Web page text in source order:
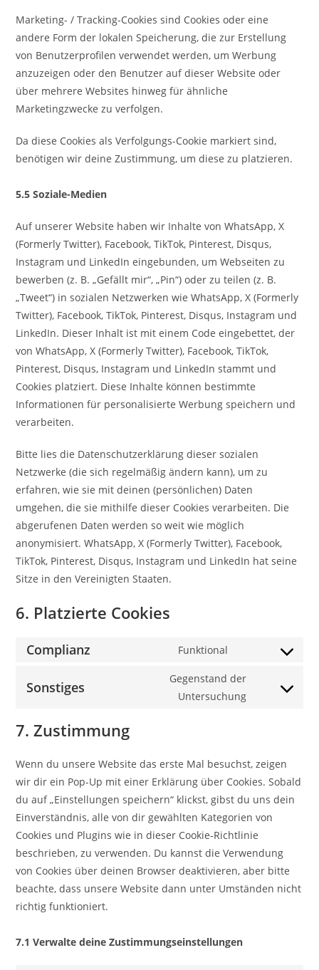
Marketing- / Tracking-Cookies sind Cookies oder eine
andere Form der lokalen Speicherung, die zur Erstellung
von Benutzerprofilen verwendet werden, um Werbung
anzuzeigen oder den Benutzer auf dieser Website oder
über mehrere Websites hinweg für ähnliche
Marketingzwecke zu verfolgen.
Da diese Cookies als Verfolgungs-Cookie markiert sind,
benötigen wir deine Zustimmung, um diese zu platzieren.
5.5 Soziale-Medien
Auf unserer Website haben wir Inhalte von WhatsApp, X
(Formerly Twitter), Facebook, TikTok, Pinterest, Disqus,
Instagram und LinkedIn eingebunden, um Webseiten zu
bewerben (z. B. „Gefällt mir“, „Pin“) oder zu teilen (z. B.
„Tweet“) in sozialen Netzwerken wie WhatsApp, X (Formerly
Twitter), Facebook, TikTok, Pinterest, Disqus, Instagram und
LinkedIn. Dieser Inhalt ist mit einem Code eingebettet, der
von WhatsApp, X (Formerly Twitter), Facebook, TikTok,
Pinterest, Disqus, Instagram und LinkedIn stammt und
Cookies platziert. Diese Inhalte können bestimmte
Informationen für personalisierte Werbung speichern und
verarbeiten.
Bitte lies die Datenschutzerklärung dieser sozialen
Netzwerke (die sich regelmäßig ändern kann), um zu
erfahren, wie sie mit deinen (persönlichen) Daten
umgehen, die sie mithilfe dieser Cookies verarbeiten. Die
abgerufenen Daten werden so weit wie möglich
anonymisiert. WhatsApp, X (Formerly Twitter), Facebook,
TikTok, Pinterest, Disqus, Instagram und LinkedIn hat seine
Sitze in den Vereinigten Staaten.
6. Platzierte Cookies
Complianz Funktional
Sonstiges
Gegenstand der
Untersuchung
7. Zustimmung
Wenn du unsere Website das erste Mal besuchst, zeigen
wir dir ein Pop-Up mit einer Erklärung über Cookies. Sobald
du auf „Einstellungen speichern“ klickst, gibst du uns dein
Einverständnis, alle von dir gewählten Kategorien von
Cookies und Plugins wie in dieser Cookie-Richtlinie
beschrieben, zu verwenden. Du kannst die Verwendung
von Cookies über deinen Browser deaktivieren, aber bitte
beachte, dass unsere Website dann unter Umständen nicht
richtig funktioniert.
7.1 Verwalte deine Zustimmungseinstellungen